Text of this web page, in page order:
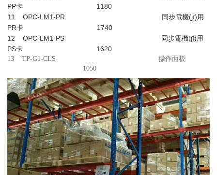
PP卡 1180
11 OPC-LM1-PR 同步電機(jī)用
PR卡 1740
12 OPC-LM1-PS 同步電機(jī)用
PS卡 1620
13 TP-G1-CLS 操作面板
1050